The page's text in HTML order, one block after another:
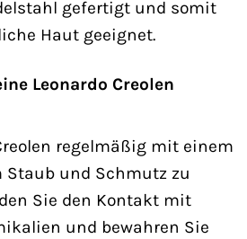
gefertigt und somit
Haut geeignet.
Leonardo Creolen
regelmäßig mit einem
Staub und Schmutz zu
Sie den Kontakt mit
und bewahren Sie